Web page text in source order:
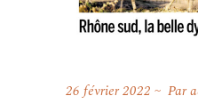
26 février 2022 Par